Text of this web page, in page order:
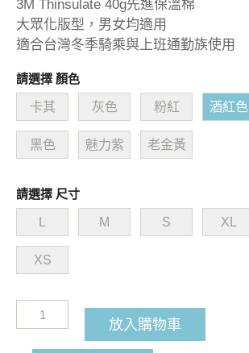
3M Thinsulate 40g先進保溫棉
大眾化版型，男女均適用
適合台灣冬季騎乘與上班通勤族使用
請選擇 顏色
卡其 灰色 粉紅 酒紅色
黑色 魅力紫 老金黃
請選擇 尺寸
M S XL
XS
放入購物車